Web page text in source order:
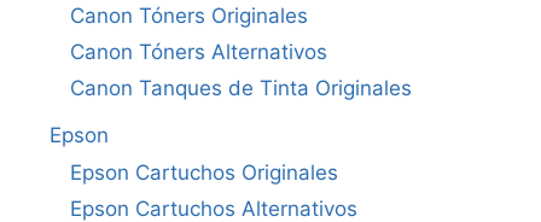
Canon Tóners Originales
Canon Tóners Alternativos
Canon Tanques de Tinta Originales
Epson
Epson Cartuchos Originales
Epson Cartuchos Alternativos